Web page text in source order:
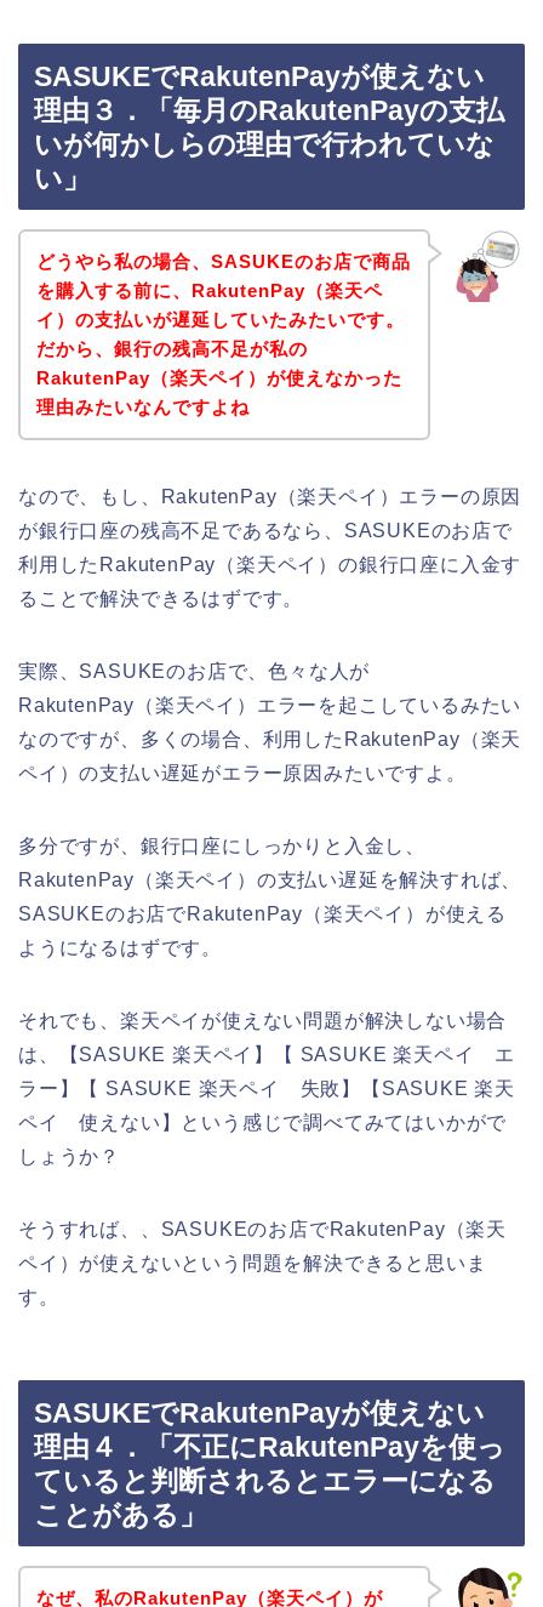
SASUKEでRakutenPayが使えない
理由３．「毎月のRakutenPayの支払
いが何かしらの理由で行われていな
い」
どうやら私の場合、SASUKEのお店で商品
を購入する前に、RakutenPay（楽天ペ
イ）の支払いが遅延していたみたいです。
だから、銀行の残高不足が私の
RakutenPay（楽天ペイ）が使えなかった
理由みたいなんですよね
なので、もし、RakutenPay（楽天ペイ）エラーの原因
が銀行口座の残高不足であるなら、SASUKEのお店で
利用したRakutenPay（楽天ペイ）の銀行口座に入金す
ることで解決できるはずです。
実際、SASUKEのお店で、色々な人が
RakutenPay（楽天ペイ）エラーを起こしているみたい
なのですが、多くの場合、利用したRakutenPay（楽天
ペイ）の支払い遅延がエラー原因みたいですよ。
多分ですが、銀行口座にしっかりと入金し、
RakutenPay（楽天ペイ）の支払い遅延を解決すれば、
SASUKEのお店でRakutenPay（楽天ペイ）が使える
ようになるはずです。
それでも、楽天ペイが使えない問題が解決しない場合
は、【SASUKE 楽天ペイ】【 SASUKE 楽天ペイ エ
ラー】【 SASUKE 楽天ペイ 失敗】【SASUKE 楽天
ペイ 使えない】という感じで調べてみてはいかがで
しょうか？
そうすれば、、SASUKEのお店でRakutenPay（楽天
ペイ）が使えないという問題を解決できると思いま
す。
SASUKEでRakutenPayが使えない
理由４．「不正にRakutenPayを使っ
ていると判断されるとエラーになる
ことがある」
なぜ、私のRakutenPay（楽天ペイ）が